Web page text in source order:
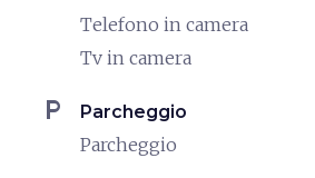
Telefono in camera
Tv in camera
local_parking Parcheggio
Parcheggio